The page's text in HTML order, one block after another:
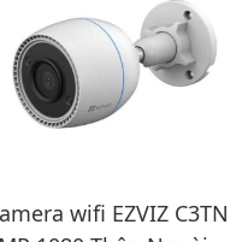
wifi EZVIZ C3TN